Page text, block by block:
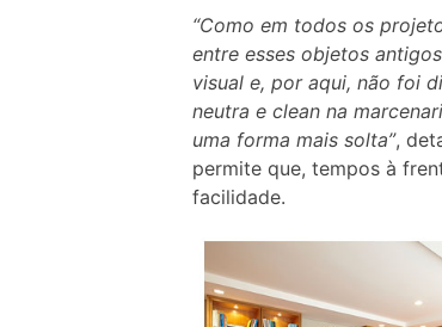
“Como em todos os
entre esses objetos
visual e, por aqui, não foi
neutra e clean na
uma forma mais solta”,
permite que, tempos à
facilidade.